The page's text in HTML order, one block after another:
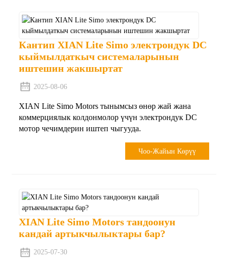
Кантип XIAN Lite Simo электрондук DC
кыймылдаткыч системаларынын
иштешин жакшыртат
2025-08-06
XIAN Lite Simo Motors тынымсыз өнөр жай жана
коммерциялык колдонмолор үчүн электрондук DC
мотор чечимдерин иштеп чыгууда.
Чоо-Жайын Көрүү
XIAN Lite Simo Motors тандоонун
кандай артыкчылыктары бар?
2025-07-30